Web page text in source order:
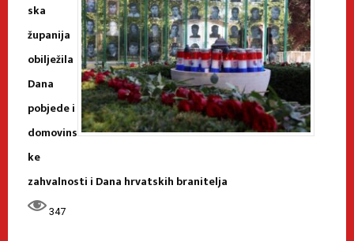
ska
županija
obilježila
Dana
pobjede i
domovins
ke
zahvalnosti i Dana hrvatskih branitelja
347